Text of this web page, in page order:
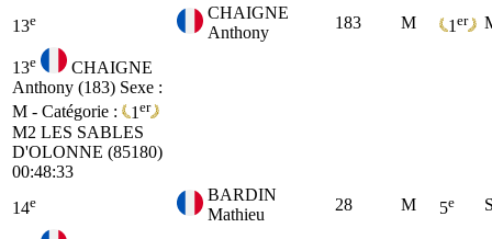
13e
CHAIGNE
Anthony
183 M 1 er
13e
CHAIGNE
Anthony (183) Sexe :
M - Catégorie :
1 er
M2 LES SABLES
D'OLONNE (85180)
00:48:33
14e
BARDIN
Mathieu
28 M 5e